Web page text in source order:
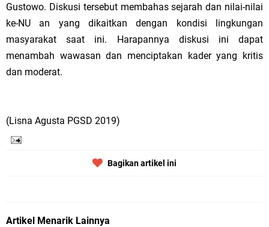
Gustowo. Diskusi tersebut membahas sejarah dan nilai-nilai
ke-NU an yang dikaitkan dengan kondisi lingkungan
masyarakat saat ini. Harapannya diskusi ini dapat
menambah wawasan dan menciptakan kader yang kritis
dan moderat.
(Lisna Agusta PGSD 2019)
Bagikan artikel ini
Artikel Menarik Lainnya